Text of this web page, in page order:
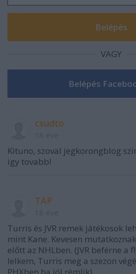
VAGY
csudto
Kituno, szoval jegkorongblog
igy tovabb!
TAP
Turris és JVR remek játékosok
mint Kane. Kevesen
előtt az NHLben. (JVR beférne a
lelkem, Turris meg a szezon